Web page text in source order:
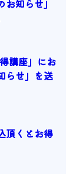
知らせ」
講座」にお
らせ」を送
頂くとお得